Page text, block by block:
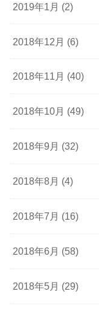
2019年1月 (2)
2018年12月 (6)
2018年11月 (40)
2018年10月 (49)
2018年9月 (32)
2018年8月 (4)
2018年7月 (16)
2018年6月 (58)
2018年5月 (29)